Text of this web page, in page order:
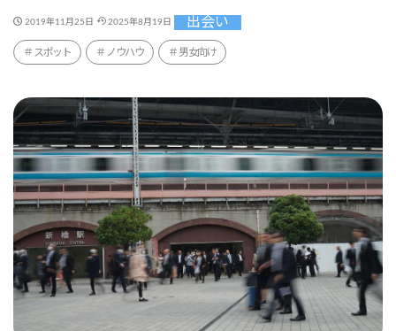
2019年11月25日 2025年8月19日 出会い
スポット ノウハウ 男女向け